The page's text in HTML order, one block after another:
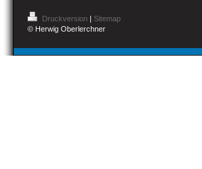
Druckversion | Sitemap
© Herwig Oberlerchner